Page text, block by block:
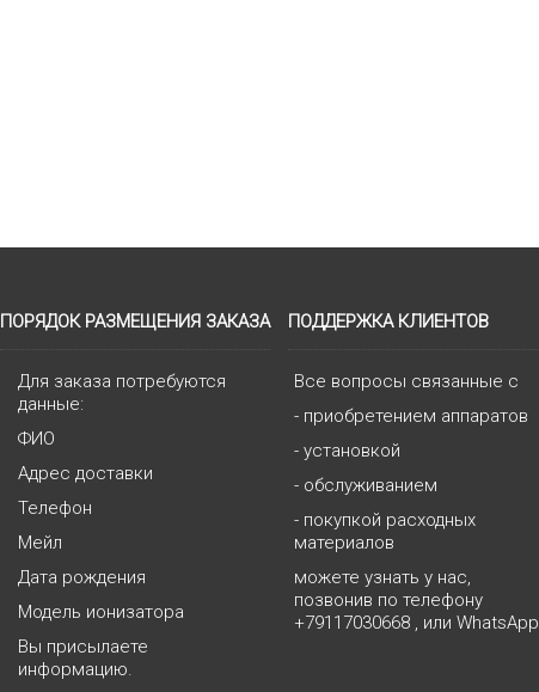
ПОРЯДОК РАЗМЕЩЕНИЯ ЗАКАЗА
Для заказа потребуются
данные:
ФИО
Адрес доставки
Телефон
Мейл
Дата рождения
Модель ионизатора
Вы присылаете
информацию.
ПОДДЕРЖКА КЛИЕНТОВ
Все вопросы связанные с
- приобретением аппаратов
- установкой
- обслуживанием
- покупкой расходных
материалов
можете узнать у нас,
позвонив по телефону
+79117030668 , или WhatsApp